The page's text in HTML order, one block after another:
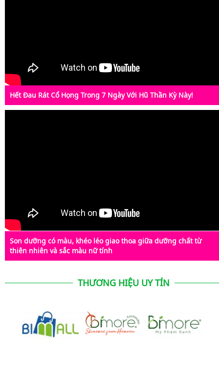
Hết Đau Rát Cổ Họng Trong 7 Ngày Với Hũ Thần Kỳ Này!
Son dưỡng có màu, khéo léo giao thoa giữa dưỡng chất từ
thiên nhiên và sắc màu nữ tính
THƯƠNG HIỆU UY TÍN